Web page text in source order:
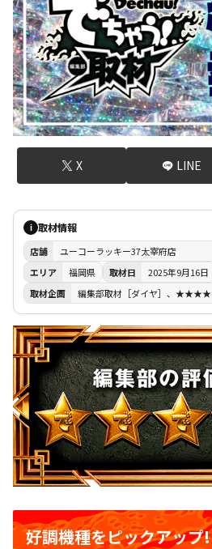
X LINE
i 取材情報
店舗
ユーコーラッキー37太宰府店
エリア
福岡県 取材日
2025年9月16日
取材企画
編集部取材［ダイヤ］、★★★★
好調機種をピックアップ!